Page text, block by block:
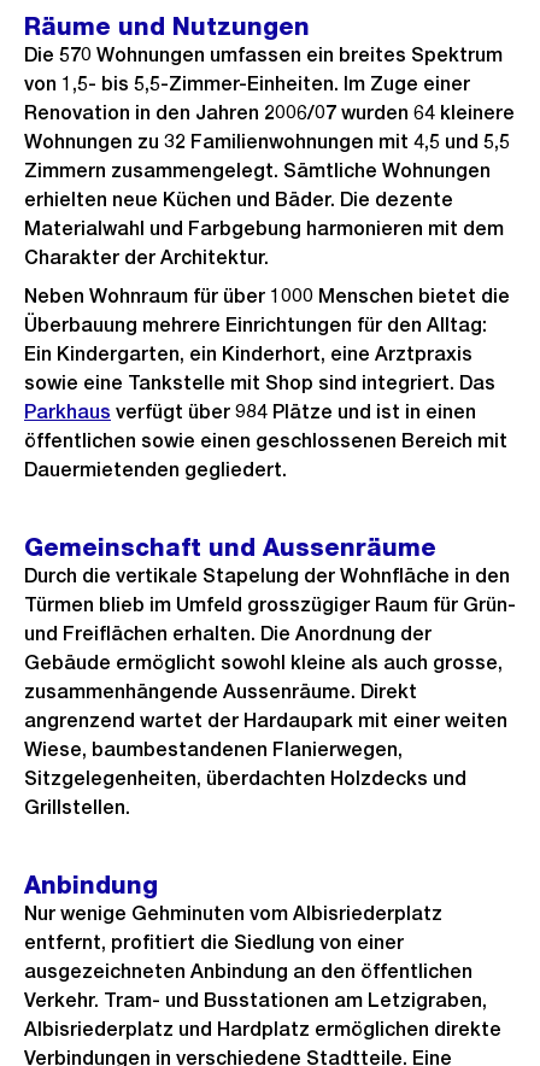
Räume und Nutzungen
Die 570 Wohnungen umfassen ein breites Spektrum
von 1,5- bis 5,5-Zimmer-Einheiten. Im Zuge einer
Renovation in den Jahren 2006/07 wurden 64 kleinere
Wohnungen zu 32 Familienwohnungen mit 4,5 und 5,5
Zimmern zusammengelegt. Sämtliche Wohnungen
erhielten neue Küchen und Bäder. Die dezente
Materialwahl und Farbgebung harmonieren mit dem
Charakter der Architektur.
Neben Wohnraum für über 1000 Menschen bietet die
Überbauung mehrere Einrichtungen für den Alltag:
Ein Kindergarten, ein Kinderhort, eine Arztpraxis
sowie eine Tankstelle mit Shop sind integriert. Das
Parkhaus verfügt über 984 Plätze und ist in einen
öffentlichen sowie einen geschlossenen Bereich mit
Dauermietenden gegliedert.
Gemeinschaft und Aussenräume
Durch die vertikale Stapelung der Wohnfläche in den
Türmen blieb im Umfeld grosszügiger Raum für Grün-
und Freiflächen erhalten. Die Anordnung der
Gebäude ermöglicht sowohl kleine als auch grosse,
zusammenhängende Aussenräume. Direkt
angrenzend wartet der Hardaupark mit einer weiten
Wiese, baumbestandenen Flanierwegen,
Sitzgelegenheiten, überdachten Holzdecks und
Grillstellen.
Anbindung
Nur wenige Gehminuten vom Albisriederplatz
entfernt, profitiert die Siedlung von einer
ausgezeichneten Anbindung an den öffentlichen
Verkehr. Tram- und Busstationen am Letzigraben,
Albisriederplatz und Hardplatz ermöglichen direkte
Verbindungen in verschiedene Stadtteile. Eine